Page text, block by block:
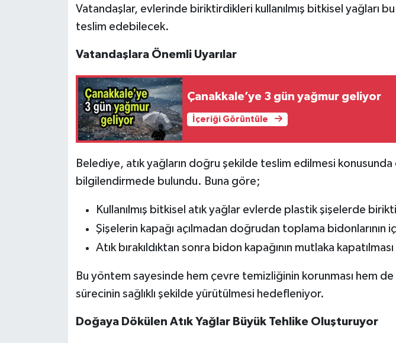
Vatandaşlar, evlerinde biriktirdikleri kullanılmış bitkisel yağları
teslim edebilecek.
Vatandaşlara Önemli Uyarılar
Çanakkale’ye 3 gün yağmur geliyor
İçeriği Görüntüle
Belediye, atık yağların doğru şekilde teslim edilmesi
bilgilendirmede bulundu. Buna göre;
Kullanılmış bitkisel atık yağlar evlerde plastik şişelerde
Şişelerin kapağı açılmadan doğrudan toplama bidonlarının
Atık bırakıldıktan sonra bidon kapağının mutlaka
Bu yöntem sayesinde hem çevre temizliğinin korunması hem
sürecinin sağlıklı şekilde yürütülmesi hedefleniyor.
Doğaya Dökülen Atık Yağlar Büyük Tehlike Oluşturuyor